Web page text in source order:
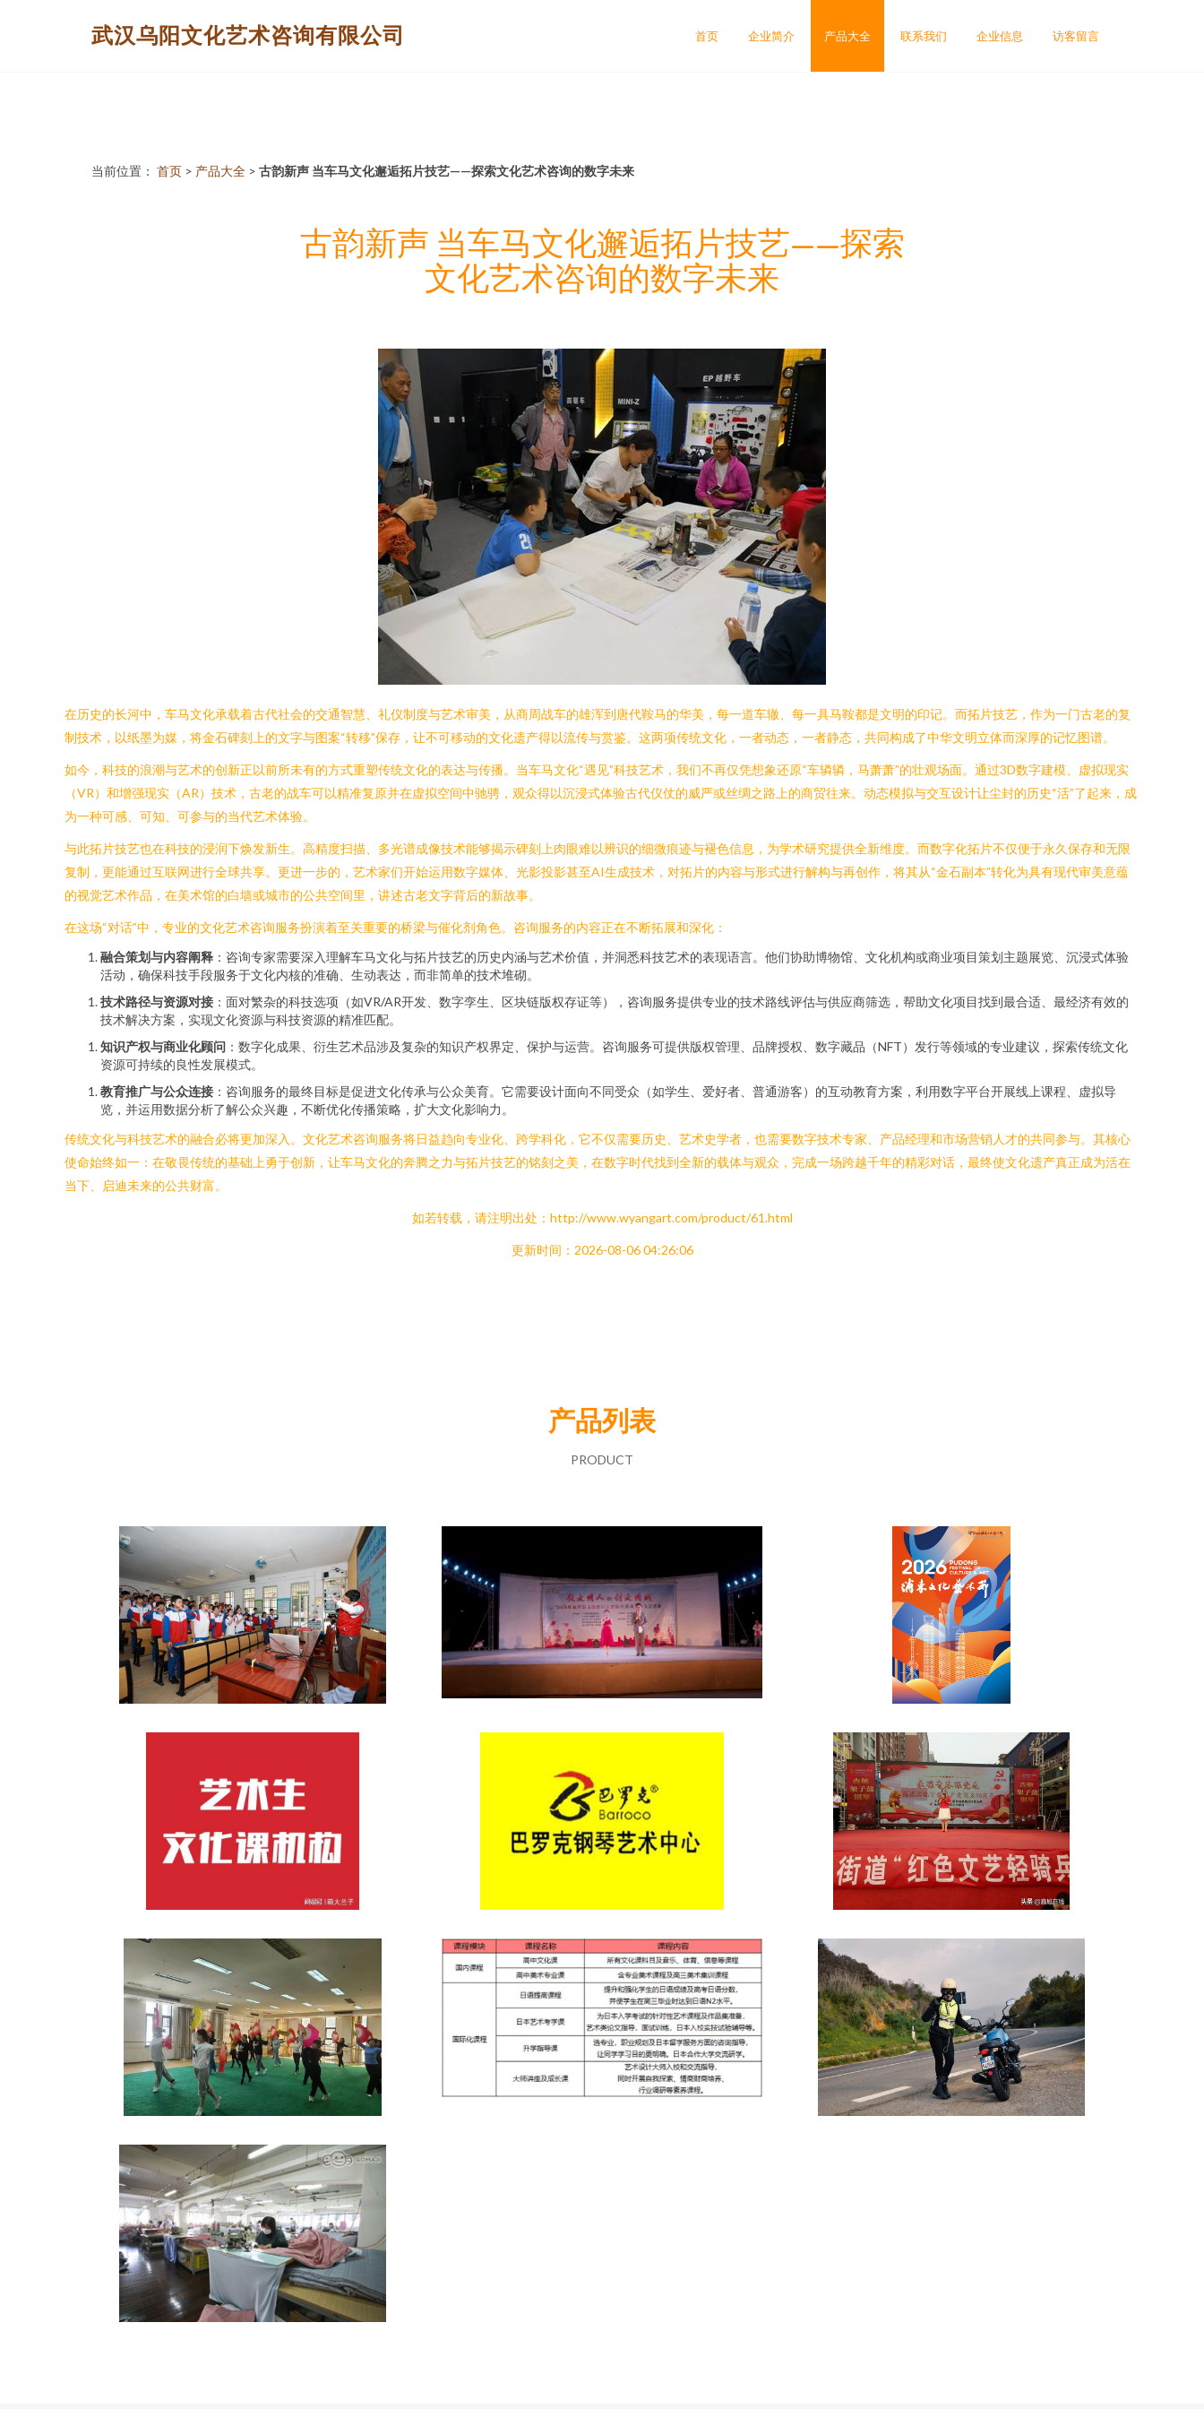
武汉乌阳文化艺术咨询有限公司 首页 企业简介 产品大全 联系我们 企业信息 访客留言
当前位置： 首页 > 产品大全 > 古韵新声 当车马文化邂逅拓片技艺——探索文化艺术咨询的数字未来
古韵新声 当车马文化邂逅拓片技艺——探索
文化艺术咨询的数字未来
在历史的长河中，车马文化承载着古代社会的交通智慧、礼仪制度与艺术审美，从商周战车的雄浑到唐代鞍马的华美，每一道车辙、每一具马鞍都是文明的印记。而拓片技艺，作为一门古老的复
制技术，以纸墨为媒，将金石碑刻上的文字与图案“转移”保存，让不可移动的文化遗产得以流传与赏鉴。这两项传统文化，一者动态，一者静态，共同构成了中华文明立体而深厚的记忆图谱。
如今，科技的浪潮与艺术的创新正以前所未有的方式重塑传统文化的表达与传播。当车马文化“遇见”科技艺术，我们不再仅凭想象还原“车辚辚，马萧萧”的壮观场面。通过3D数字建模、虚拟现实
（VR）和增强现实（AR）技术，古老的战车可以精准复原并在虚拟空间中驰骋，观众得以沉浸式体验古代仪仗的威严或丝绸之路上的商贸往来。动态模拟与交互设计让尘封的历史“活”了起来，成
为一种可感、可知、可参与的当代艺术体验。
与此拓片技艺也在科技的浸润下焕发新生。高精度扫描、多光谱成像技术能够揭示碑刻上肉眼难以辨识的细微痕迹与褪色信息，为学术研究提供全新维度。而数字化拓片不仅便于永久保存和无限
复制，更能通过互联网进行全球共享。更进一步的，艺术家们开始运用数字媒体、光影投影甚至AI生成技术，对拓片的内容与形式进行解构与再创作，将其从“金石副本”转化为具有现代审美意蕴
的视觉艺术作品，在美术馆的白墙或城市的公共空间里，讲述古老文字背后的新故事。
在这场“对话”中，专业的文化艺术咨询服务扮演着至关重要的桥梁与催化剂角色。咨询服务的内容正在不断拓展和深化：
融合策划与内容阐释 ：咨询专家需要深入理解车马文化与拓片技艺的历史内涵与艺术价值，并洞悉科技艺术的表现语言。他们协助博物馆、文化机构或商业项目策划主题展览、沉浸式体验
活动，确保科技手段服务于文化内核的准确、生动表达，而非简单的技术堆砌。
技术路径与资源对接 ：面对繁杂的科技选项（如VR/AR开发、数字孪生、区块链版权存证等），咨询服务提供专业的技术路线评估与供应商筛选，帮助文化项目找到最合适、最经济有效的
技术解决方案，实现文化资源与科技资源的精准匹配。
知识产权与商业化顾问 ：数字化成果、衍生艺术品涉及复杂的知识产权界定、保护与运营。咨询服务可提供版权管理、品牌授权、数字藏品（NFT）发行等领域的专业建议，探索传统文化
资源可持续的良性发展模式。
教育推广与公众连接 ：咨询服务的最终目标是促进文化传承与公众美育。它需要设计面向不同受众（如学生、爱好者、普通游客）的互动教育方案，利用数字平台开展线上课程、虚拟导
览，并运用数据分析了解公众兴趣，不断优化传播策略，扩大文化影响力。
传统文化与科技艺术的融合必将更加深入。文化艺术咨询服务将日益趋向专业化、跨学科化，它不仅需要历史、艺术史学者，也需要数字技术专家、产品经理和市场营销人才的共同参与。其核心
使命始终如一：在敬畏传统的基础上勇于创新，让车马文化的奔腾之力与拓片技艺的铭刻之美，在数字时代找到全新的载体与观众，完成一场跨越千年的精彩对话，最终使文化遗产真正成为活在
当下、启迪未来的公共财富。
如若转载，请注明出处：http://www.wyangart.com/product/61.html
更新时间：2026-08-06 04:26:06
产品列表
PRODUCT